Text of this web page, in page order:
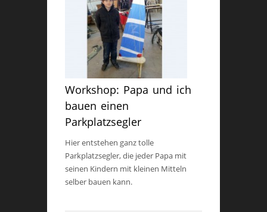
Workshop: Papa und ich
bauen einen
Parkplatzsegler
Hier entstehen ganz tolle
Parkplatzsegler, die jeder Papa mit
seinen Kindern mit kleinen Mitteln
selber bauen kann.